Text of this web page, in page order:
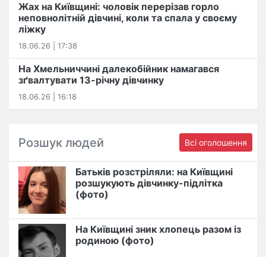
Жах на Київщині: чоловік перерізав горло
неповнолітній дівчині, коли та спала у своєму
ліжку
18.06.26 | 17:38
На Хмельниччині далекобійник намагався
зґвалтувати 13-річну дівчинку
18.06.26 | 16:18
Розшук людей Всі оголошення
Батьків розстріляли: на Київщині
розшукують дівчинку-підлітка
(фото)
На Київщині зник хлопець разом із
родиною (фото)